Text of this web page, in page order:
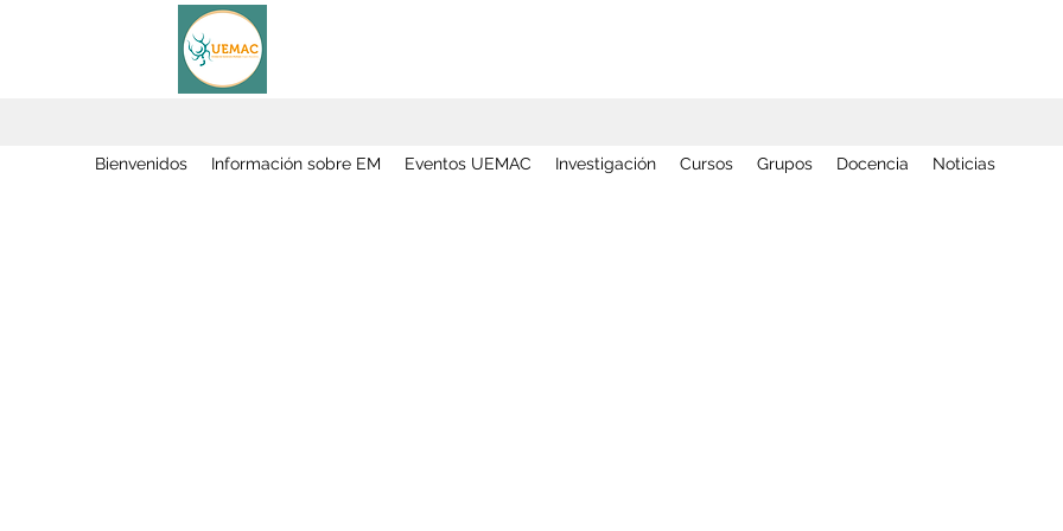
Bienvenidos Información sobre EM Eventos UEMAC Investigación Cursos Grupos Docencia Noticias